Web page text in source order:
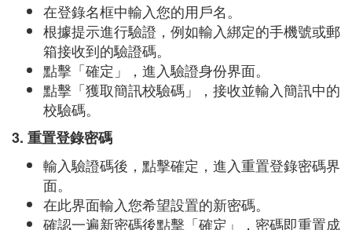
在登錄名框中輸入您的用戶名。
根據提示進行驗證，例如輸入綁定的手機號或郵
箱接收到的驗證碼。
點擊「確定」，進入驗證身份界面。
點擊「獲取簡訊校驗碼」，接收並輸入簡訊中的
校驗碼。
3. 重置登錄密碼
輸入驗證碼後，點擊確定，進入重置登錄密碼界
面。
在此界面輸入您希望設置的新密碼。
確認一遍新密碼後點擊「確定」，密碼即重置成